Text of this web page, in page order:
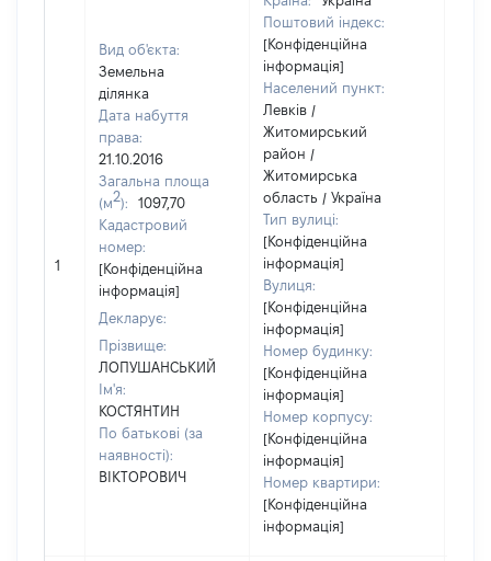
1
Вид об'єкта:
Земельна
ділянка
Дата набуття
права:
21.10.2016
Загальна площа
(м2):
1097,70
Кадастровий
номер:
[Конфіденційна
інформація]
Декларує:
Прізвище:
ЛОПУШАНСЬКИЙ
Ім'я:
КОСТЯНТИН
По батькові (за
наявності):
ВІКТОРОВИЧ
Поштовий індекс:
[Конфіденційна
інформація]
Населений пункт:
Левків /
Житомирський
район /
Житомирська
область / Україна
Тип вулиці:
[Конфіденційна
інформація]
Вулиця:
[Конфіденційна
інформація]
Номер будинку:
[Конфіденційна
інформація]
Номер корпусу:
[Конфіденційна
інформація]
Номер квартири:
[Конфіденційна
інформація]